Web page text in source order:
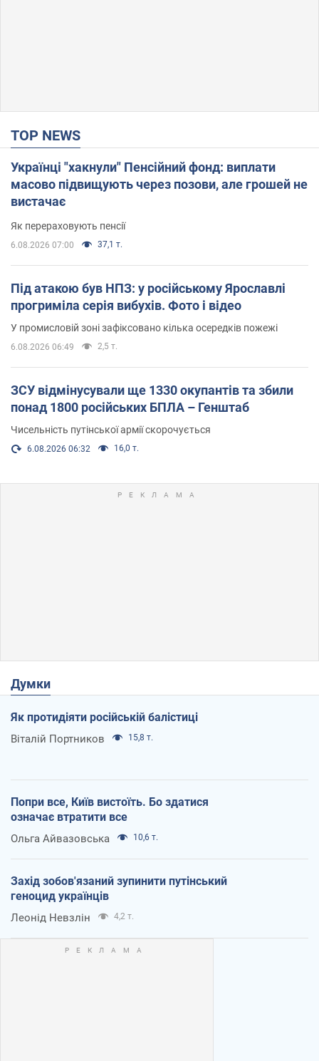
TOP NEWS
Українці "хакнули" Пенсійний фонд: виплати
масово підвищують через позови, але грошей не
вистачає
Як перераховують пенсії
6.08.2026 07:00 37,1 т.
Під атакою був НПЗ: у російському Ярославлі
прогриміла серія вибухів. Фото і відео
У промисловій зоні зафіксовано кілька осередків пожежі
6.08.2026 06:49 2,5 т.
ЗСУ відмінусували ще 1330 окупантів та збили
понад 1800 російських БПЛА – Генштаб
Чисельність путінської армії скорочується
6.08.2026 06:32 16,0 т.
Думки
Як протидіяти російській балістиці
Віталій Портников 15,8 т.
Попри все, Київ вистоїть. Бо здатися
означає втратити все
Ольга Айвазовська 10,6 т.
Захід зобов'язаний зупинити путінський
геноцид українців
Леонід Невзлін 4,2 т.